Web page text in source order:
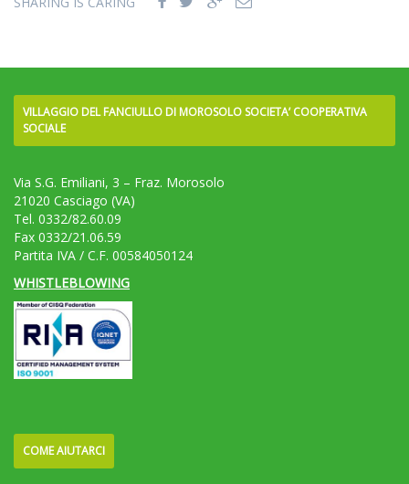
VILLAGGIO DEL FANCIULLO DI MOROSOLO SOCIETA’ COOPERATIVA
SOCIALE
Via S.G. Emiliani, 3 – Fraz. Morosolo
21020 Casciago (VA)
Tel. 0332/82.60.09
Fax 0332/21.06.59
Partita IVA / C.F. 00584050124
WHISTLEBLOWING
COME AIUTARCI